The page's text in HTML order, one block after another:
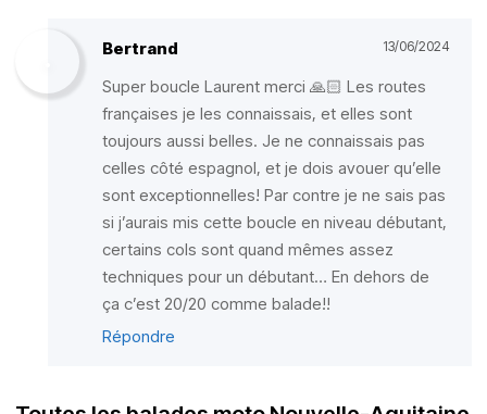
Bertrand 13/06/2024
Super boucle Laurent merci 🙏🏻 Les routes
françaises je les connaissais, et elles sont
toujours aussi belles. Je ne connaissais pas
celles côté espagnol, et je dois avouer qu’elle
sont exceptionnelles! Par contre je ne sais pas
si j’aurais mis cette boucle en niveau débutant,
certains cols sont quand mêmes assez
techniques pour un débutant… En dehors de
ça c’est 20/20 comme balade!!
Répondre